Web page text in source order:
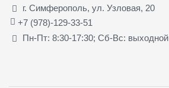
г. Симферополь, ул. Узловая, 20
+7 (978)-129-33-51
Пн-Пт: 8:30-17:30; Сб-Вс: выходной